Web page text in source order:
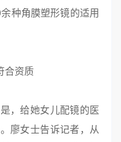
种角膜塑形镜的适用
合资质
给她女儿配镜的医
廖女士告诉记者，从